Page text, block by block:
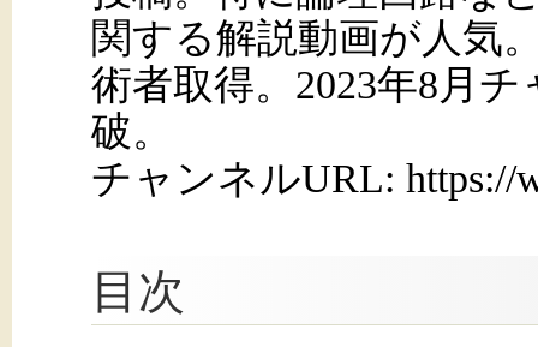
関する解説動画が人気
術者取得。2023年8月
破。
チャンネルURL: https://
目次